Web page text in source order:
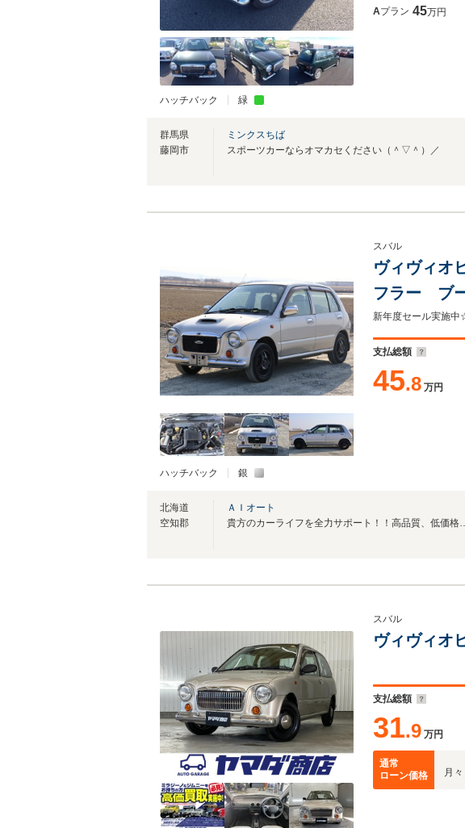
ハッチバック 緑
Aプラン 45万円
群馬県
藤岡市
ミンクスちば
スポーツカーならオマカセください（＾▽＾）／
ハッチバック 銀
スバル
ヴィヴィオ
フラー ブ
新年度セール実施中
支払総額
45.8 万円
北海道
空知郡
ＡＩオート
貴方のカーライフを全力サポー
スバル
ヴィヴィ
支払総額
31.9 万円
通常
ローン価格
月々